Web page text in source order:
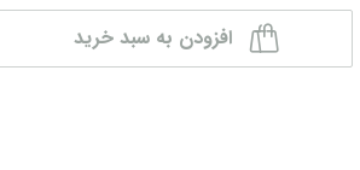
افزودن به سبد خرید